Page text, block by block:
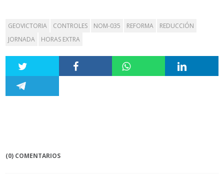
GEOVICTORIA CONTROLES NOM-035 REFORMA
REDUCCIÓN
JORNADA
HORAS EXTRA
(0) COMENTARIOS